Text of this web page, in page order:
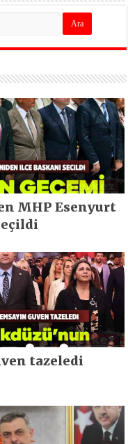
MHP Esenyurt
tazeledi